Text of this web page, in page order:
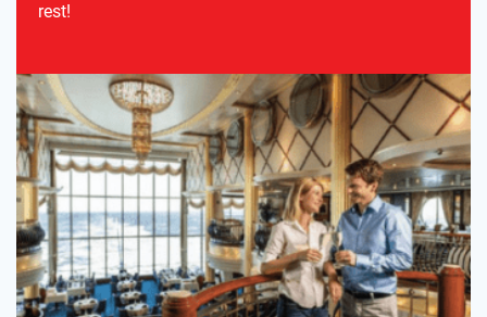
rest!